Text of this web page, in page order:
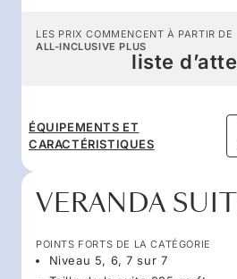
LES PRIX COMMENCENT À PARTIR DE
ALL-INCLUSIVE PLUS
liste
ÉQUIPEMENTS ET
CARACTÉRISTIQUES
VERANDA
POINTS FORTS DE LA CATÉGORIE
Niveau 5, 6, 7 sur 7